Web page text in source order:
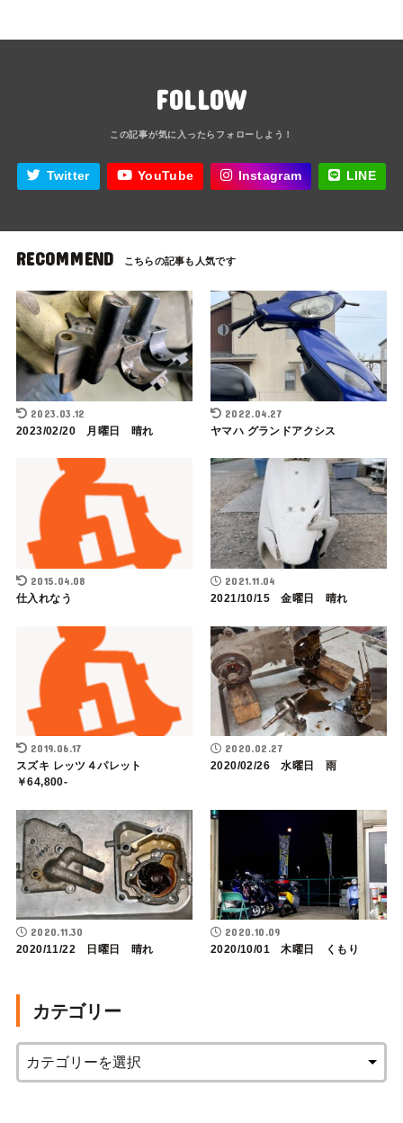
FOLLOW
Twitter YouTube Instagram LINE
RECOMMEND
2023.03.12
2023/02/20 月曜日 晴れ
2022.04.27
ヤマハ グランドアクシス
2015.04.08
仕入れなう
2021.11.04
2021/10/15 金曜日 晴れ
2019.06.17
スズキ レッツ４パレット
￥64,800-
2020.02.27
2020/02/26 水曜日 雨
2020.11.30
2020/11/22 日曜日 晴れ
2020.10.09
2020/10/01 木曜日 くもり
カテゴリー